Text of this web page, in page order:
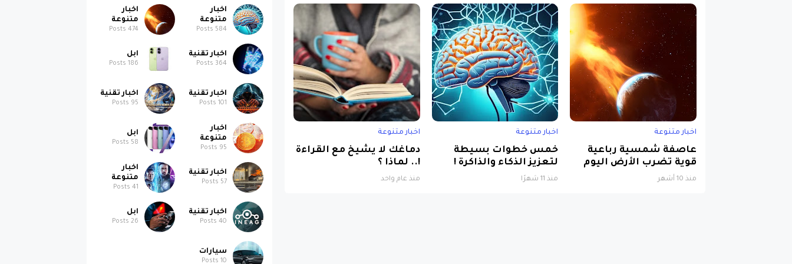
اخبار متنوعة
عاصفة شمسية رباعية
قوية تضرب الأرض اليوم
منذ 10 أشهر
اخبار متنوعة
خمس خطوات بسيطة
لتعزيز الذكاء والذاكرة !
منذ 11 شهرًا
اخبار متنوعة
دماغك لا يشيخ مع القراءة
!.. لماذا ؟
منذ عام واحد
اخبار
متنوعة
584
اخبار
متنوعة
474
اخبار تقنية
364
ابل
186
اخبار تقنية
101
اخبار تقنية
95
اخبار
متنوعة
95
ابل
58
اخبار تقنية
57
اخبار
متنوعة
41
اخبار تقنية
40
ابل
26
سيارات
10